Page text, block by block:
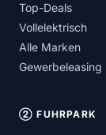
Top-Deals
Vollelektrisch
Alle Marken
Gewerbeleasing
② FUHRPARK